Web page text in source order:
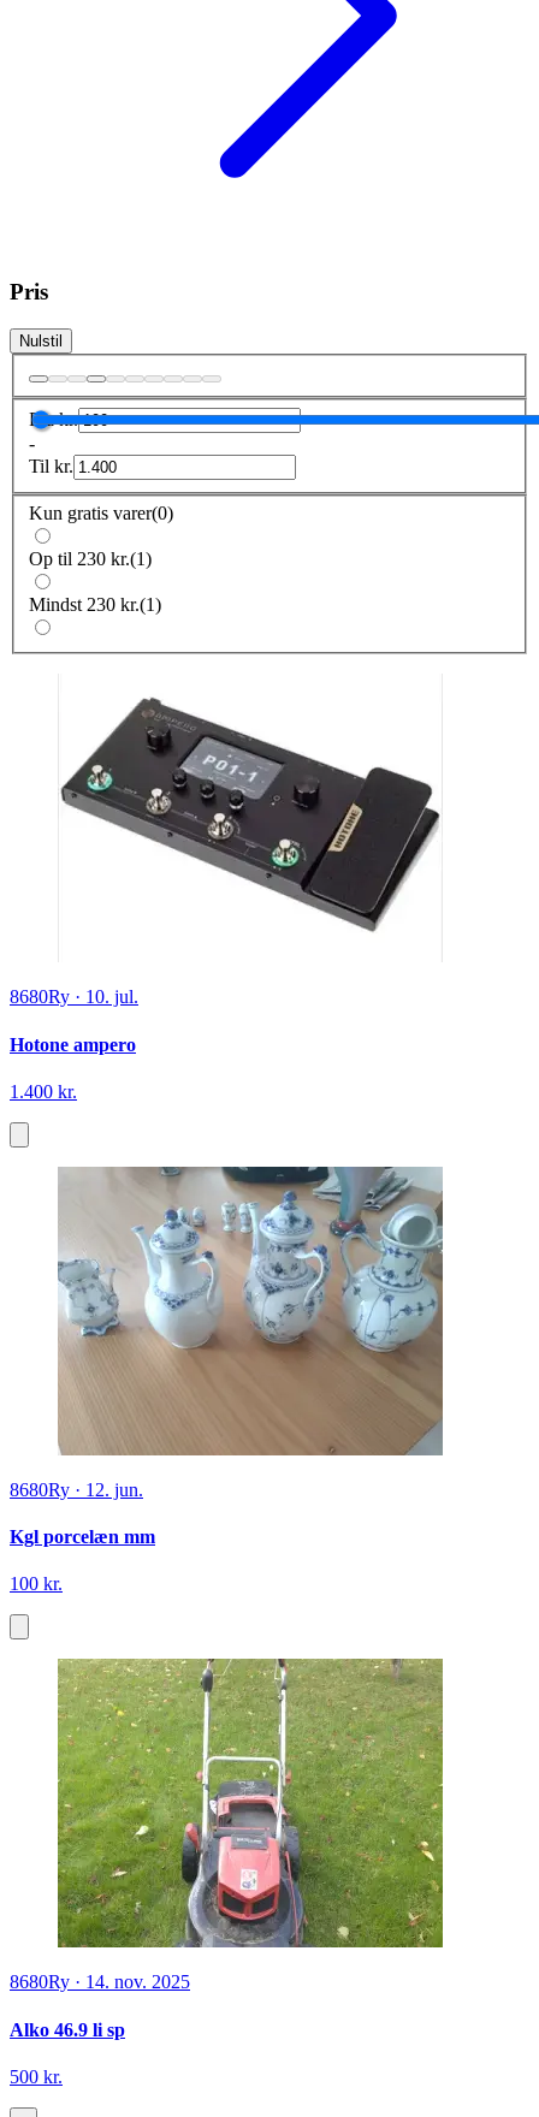
Pris
Nulstil
Frakr.
-
Til kr.
Kun gratis varer(0)
Op til 230 kr.(1)
Mindst 230 kr.(1)
8680Ry · 10. jul.
Hotone ampero
1.400 kr.
8680Ry · 12. jun.
Kgl porcelæn mm
100 kr.
8680Ry · 14. nov. 2025
Alko 46.9 li sp
500 kr.